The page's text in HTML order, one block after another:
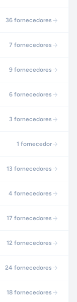
36 fornecedores
7 fornecedores
9 fornecedores
6 fornecedores
3 fornecedores
1 fornecedor
13 fornecedores
4 fornecedores
17 fornecedores
12 fornecedores
24 fornecedores
18 fornecedores